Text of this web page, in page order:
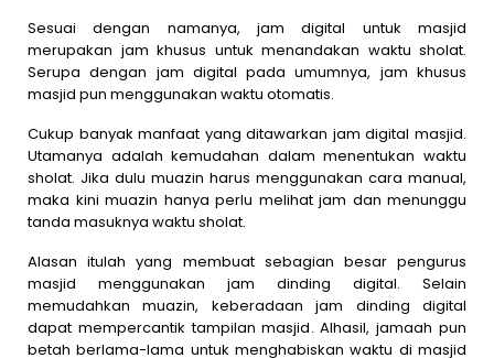
Sesuai dengan namanya, jam digital untuk masjid
merupakan jam khusus untuk menandakan waktu sholat.
Serupa dengan jam digital pada umumnya, jam khusus
masjid pun menggunakan waktu otomatis.
Cukup banyak manfaat yang ditawarkan jam digital masjid.
Utamanya adalah kemudahan dalam menentukan waktu
sholat. Jika dulu muazin harus menggunakan cara manual,
maka kini muazin hanya perlu melihat jam dan menunggu
tanda masuknya waktu sholat.
Alasan itulah yang membuat sebagian besar pengurus
masjid menggunakan jam dinding digital. Selain
memudahkan muazin, keberadaan jam dinding digital
dapat mempercantik tampilan masjid. Alhasil, jamaah pun
betah berlama-lama untuk menghabiskan waktu di masjid